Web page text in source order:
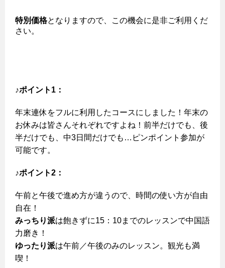
特別価格となりますので、この機会に是非ご利用くだ
さい。
♪ポイント1：
年末連休をフルに利用したコースにしました！年末の
お休みは皆さんそれぞれですよね！前半だけでも、後
半だけでも、中3日間だけでも…ピンポイント参加が
可能です。
♪ポイント2：
午前と午後で進め方が違うので、時間の使い方が自由
自在！
みっちり派は飽きずに15：10までのレッスンで中国語
力磨き！
ゆったり派は午前／午後のみのレッスン。観光も満
喫！